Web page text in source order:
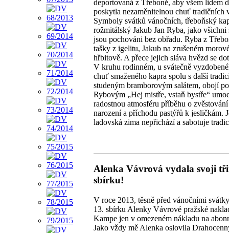
deportovaná z Třeboně, aby všem lidem
poskytla nezaměnitelnou chuť tradičních
Symboly svátků vánočních, třeboňský
rožmitálský Jakub Jan Ryba, jako všichni
jsou pochováni bez obřadu. Ryba z
tašky z igelitu, Jakub na zrušeném
hřbitově. A přece jejich sláva hvězd se
V kruhu rodinném, u svátečně
chuť smaženého kapra spolu s další
studeným bramborovým salátem, obojí
Rybovým „Hej mistře, vstaň bystře“
radostnou atmosféru příběhu o
narození a příchodu pastýřů k jesličkám.
ladovská zima nepřichází a sabotuje
Alenka Vávrová vydala svoji
sbírku!
V roce 2013, těsně před vánočními
13. sbírku Alenky Vávrové pražské
Kampe jen v omezeném nákladu na
Jako vždy mě Alenka oslovila